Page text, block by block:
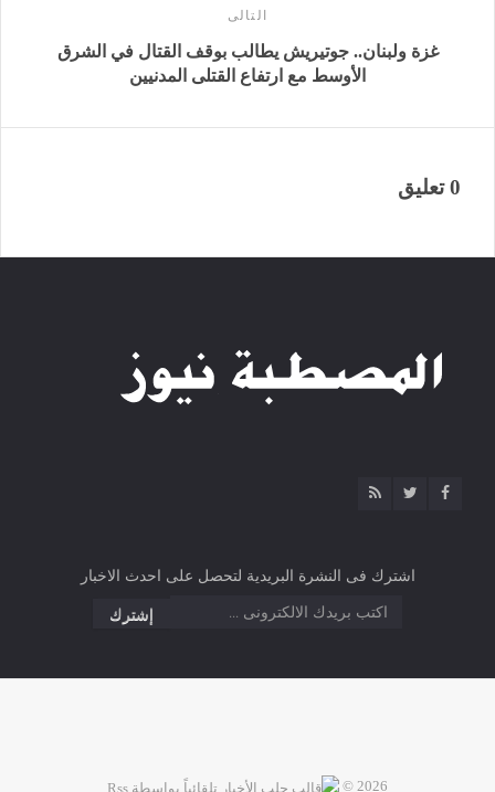
التالى
غزة ولبنان.. جوتيريش يطالب بوقف القتال في الشرق
الأوسط مع ارتفاع القتلى المدنيين
0 تعليق
اشترك فى النشرة البريدية لتحصل على احدث الاخبار
2026 ©